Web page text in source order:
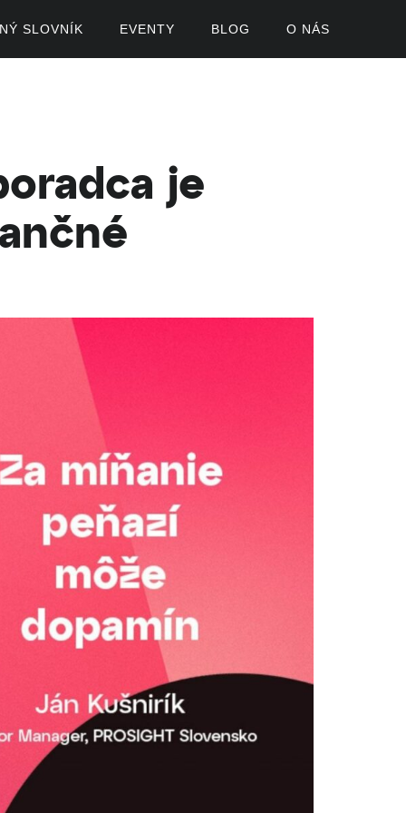
SLOVNÍK EVENTY BLOG O NÁS
je